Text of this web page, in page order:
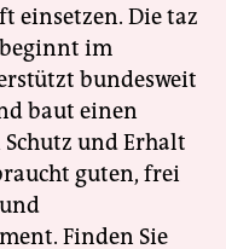
einsetzen. Die taz
im
bundesweit
baut einen
und Erhalt
guten, frei
Finden Sie